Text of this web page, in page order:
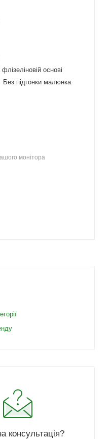
флізеліновій основі
Без підгонки малюнка
монітора
консультація?